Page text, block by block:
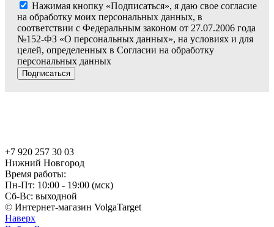
Нажимая кнопку «Подписаться», я даю свое согласие
на обработку моих персональных данных, в
соответствии с Федеральным законом от 27.07.2006 года
№152-ФЗ «О персональных данных», на условиях и для
целей, определенных в Согласии на обработку
персональных данных
Подписаться
+7 920 257 30 03
Нижний Новгород
Время работы:
Пн-Пт: 10:00 - 19:00 (мск)
Сб-Вс: выходной
© Интернет-магазин VolgaTarget
Наверх